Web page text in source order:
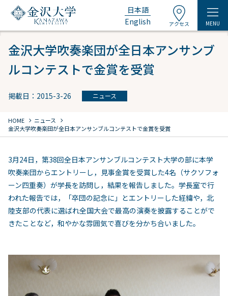
日本語
English
アクセス MENU
金沢大学吹奏楽団が全日本アンサンブ
ルコンテストで金賞を受賞
掲載日：2015-3-26 ニュース
HOME chevron_right ニュース chevron_right
金沢大学吹奏楽団が全日本アンサンブルコンテストで金賞を受賞
3月24日，第38回全日本アンサンブルコンテスト大学の部に本学
吹奏楽団からエントリーし，見事金賞を受賞した4名（サクソフォ
ーン四重奏）が学長を訪問し，結果を報告しました。学長室で行
われた報告では，「卒団の記念に」とエントリーした経緯や，北
陸支部の代表に選ばれ全国大会で最高の演奏を披露することがで
きたことなど，和やかな雰囲気で喜びを分かち合いました。